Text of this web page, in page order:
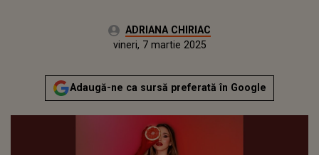
Autor:ADRIANA CHIRIAC
Publicat:
vineri, 7 martie 2025
Adaugă-ne ca sursă preferată în Google